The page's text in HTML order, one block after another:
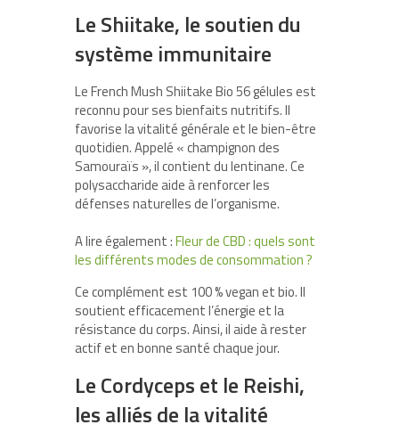
Le Shiitake, le soutien du
système immunitaire
Le French Mush Shiitake Bio 56 gélules est
reconnu pour ses bienfaits nutritifs. Il
favorise la vitalité générale et le bien-être
quotidien. Appelé « champignon des
Samouraïs », il contient du lentinane. Ce
polysaccharide aide à renforcer les
défenses naturelles de l’organisme.
A lire également :Fleur de CBD : quels sont
les différents modes de consommation ?
Ce complément est 100 % vegan et bio. Il
soutient efficacement l’énergie et la
résistance du corps. Ainsi, il aide à rester
actif et en bonne santé chaque jour.
Le Cordyceps et le Reishi,
les alliés de la vitalité